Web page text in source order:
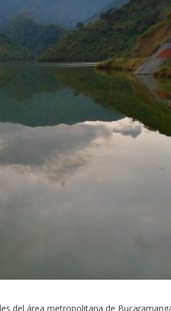
del área metropolitana de